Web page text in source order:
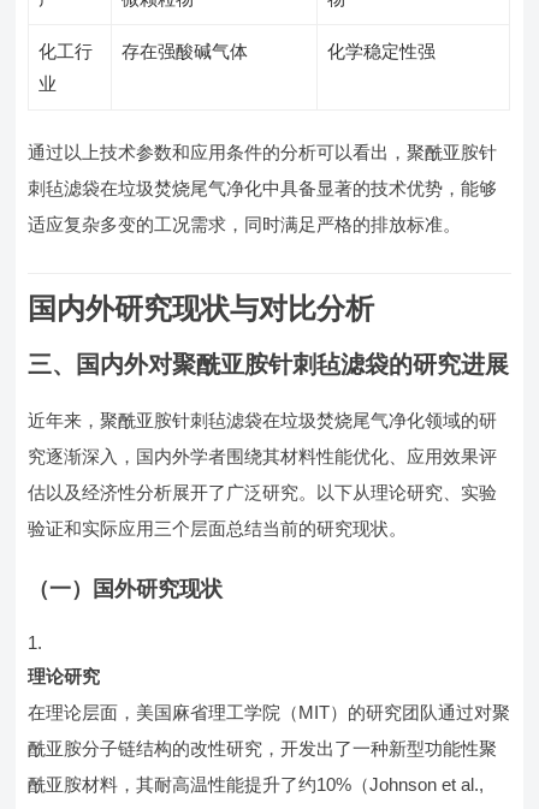
化工行
业
存在强酸碱气体 化学稳定性强
通过以上技术参数和应用条件的分析可以看出，聚酰亚胺针
刺毡滤袋在垃圾焚烧尾气净化中具备显著的技术优势，能够
适应复杂多变的工况需求，同时满足严格的排放标准。
国内外研究现状与对比分析
三、国内外对聚酰亚胺针刺毡滤袋的研究进展
近年来，聚酰亚胺针刺毡滤袋在垃圾焚烧尾气净化领域的研
究逐渐深入，国内外学者围绕其材料性能优化、应用效果评
估以及经济性分析展开了广泛研究。以下从理论研究、实验
验证和实际应用三个层面总结当前的研究现状。
（一）国外研究现状
理论研究
在理论层面，美国麻省理工学院（MIT）的研究团队通过对聚
酰亚胺分子链结构的改性研究，开发出了一种新型功能性聚
酰亚胺材料，其耐高温性能提升了约10%（Johnson et al.,